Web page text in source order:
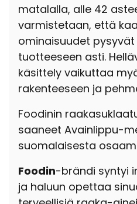
matalalla, alle 42
varmistetaan, että
ominaisuudet
tuotteeseen asti.
käsittely vaikuttaa
rakenteeseen ja
Foodinin
saaneet Avainlippu-
suomalaisesta
Foodin-brändi syntyi
ja haluun opettaa